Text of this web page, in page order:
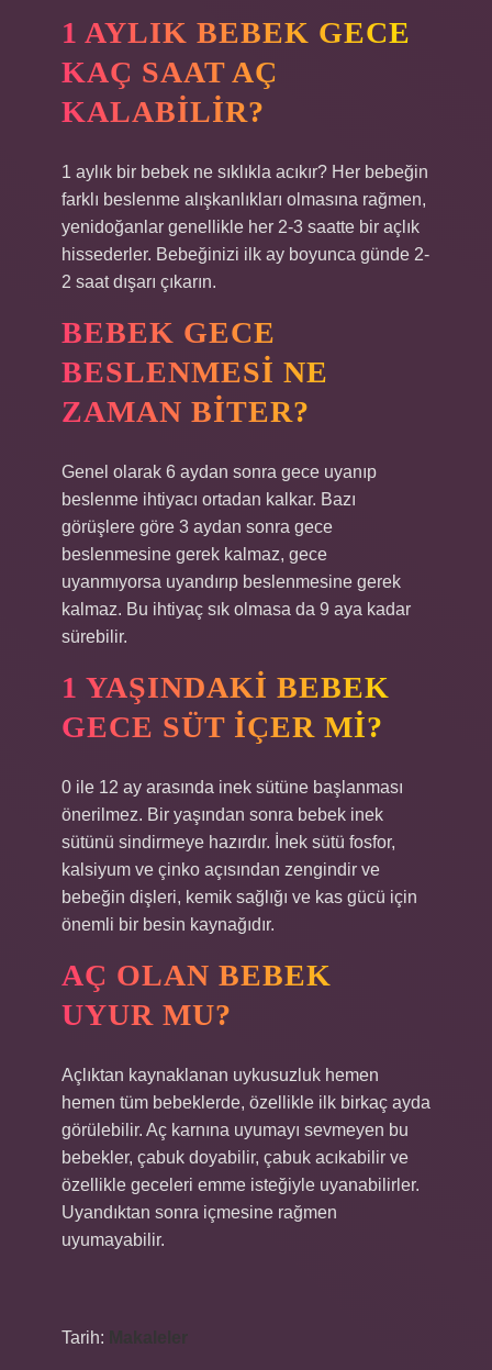
1 AYLIK BEBEK GECE
KAÇ SAAT AÇ
KALABILIR?
1 aylık bir bebek ne sıklıkla acıkır? Her bebeğin
farklı beslenme alışkanlıkları olmasına rağmen,
yenidoğanlar genellikle her 2-3 saatte bir açlık
hissederler. Bebeğinizi ilk ay boyunca günde 2-
2 saat dışarı çıkarın.
BEBEK GECE
BESLENMESI NE
ZAMAN BITER?
Genel olarak 6 aydan sonra gece uyanıp
beslenme ihtiyacı ortadan kalkar. Bazı
görüşlere göre 3 aydan sonra gece
beslenmesine gerek kalmaz, gece
uyanmıyorsa uyandırıp beslenmesine gerek
kalmaz. Bu ihtiyaç sık olmasa da 9 aya kadar
sürebilir.
1 YAŞINDAKI BEBEK
GECE SÜT IÇER MI?
0 ile 12 ay arasında inek sütüne başlanması
önerilmez. Bir yaşından sonra bebek inek
sütünü sindirmeye hazırdır. İnek sütü fosfor,
kalsiyum ve çinko açısından zengindir ve
bebeğin dişleri, kemik sağlığı ve kas gücü için
önemli bir besin kaynağıdır.
AÇ OLAN BEBEK
UYUR MU?
Açlıktan kaynaklanan uykusuzluk hemen
hemen tüm bebeklerde, özellikle ilk birkaç ayda
görülebilir. Aç karnına uyumayı sevmeyen bu
bebekler, çabuk doyabilir, çabuk acıkabilir ve
özellikle geceleri emme isteğiyle uyanabilirler.
Uyandıktan sonra içmesine rağmen
uyumayabilir.
Tarih: